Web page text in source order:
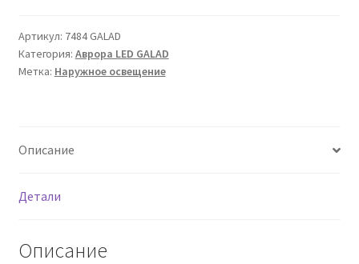
Артикул: 7484 GALAD
Категория: Аврора LED GALAD
Метка: Наружное освещение
Описание
Детали
Описание